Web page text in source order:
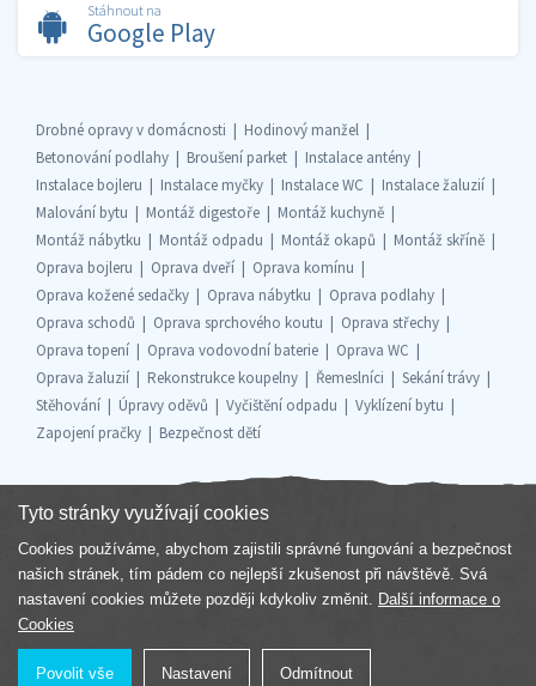
Stáhnout na
Google Play
Drobné opravy v domácnosti
Hodinový manžel
Betonování podlahy
Broušení parket
Instalace antény
Instalace bojleru
Instalace myčky Instalace WC
Instalace žaluzií
Malování bytu
Montáž digestoře
Montáž kuchyně
Montáž nábytku
Montáž odpadu Montáž okapů
Montáž skříně
Oprava bojleru
Oprava dveří
Oprava komínu
Oprava kožené sedačky
Oprava nábytku
Oprava podlahy
Oprava schodů
Oprava sprchového koutu
Oprava střechy
Oprava topení
Oprava vodovodní baterie
Oprava WC
Oprava žaluzií
Rekonstrukce koupelny Řemeslníci
Sekání trávy
Stěhování
Úpravy oděvů Vyčištění odpadu
Vyklízení bytu
Zapojení pračky
Bezpečnost dětí
Součást skupiny
Tyto stránky využívají cookies
Cookies používáme, abychom zajistili správné fungování a bezpečnost
našich stránek, tím pádem co nejlepší zkušenost při návštěvě. Svá
nastavení cookies můžete později kdykoliv změnit. Další informace o
Cookies
Povolit vše Nastavení Odmítnout